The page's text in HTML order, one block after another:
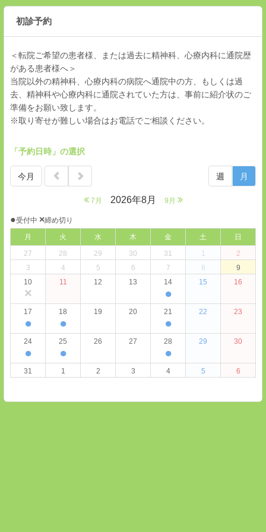
初診予約
＜転院ご希望の患者様、または過去に精神科、心療内科に通院歴
がある患者様へ＞
当院以外の精神科、心療内科の病院へ通院中の方、もしくは過
去、精神科や心療内科に通院されていた方は、事前に紹介状のご
準備をお願い致します。
※取り寄せが難しい場合はお電話でご相談ください。
「予約日時」の選択
今月
7月 2026年8月 9月
週 月
●受付中 ×締め切り
月
火 水 木 金 土
日
27
28 29 30 31 1
2
3
4 5 6 7 8
9
10
×
11 12 13 14
●
15 16
17
●
18
●
19 20 21
●
22 23
24
●
25
●
26 27 28
●
29 30
31 1 2 3 4 5 6